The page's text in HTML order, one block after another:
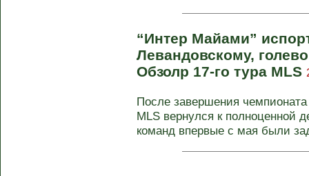
“Интер Майами”
Левандовскому,
Обзолр 17-го тура MLS
После завершения
MLS вернулся к полноценной
команд впервые с мая были